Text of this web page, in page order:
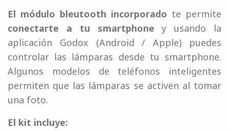
El módulo bleutooth incorporado te permite
conectarte a tu smartphoney usando la
aplicación Godox (Android / Apple) puedes
controlar las lámparas desde tu smartphone.
Algunos modelos de teléfonos inteligentes
permiten que las lámparas se activen al tomar
una foto.
El kit incluye: